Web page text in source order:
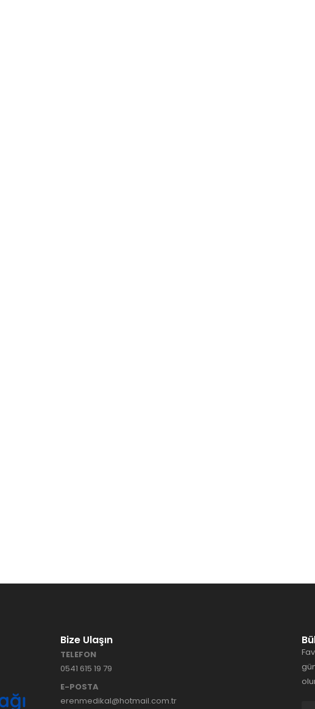
Bize Ulaşın
TELEFON
0541 615 19 79
E-POSTA
erenmedikal@hotmail.com.tr